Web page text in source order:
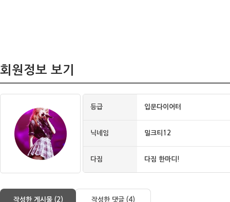
회원정보 보기
등급 입문다이어터
닉네임 밀크티12
다짐 다짐 한마디!
작성한 게시물 (2) 작성한 댓글 (4)